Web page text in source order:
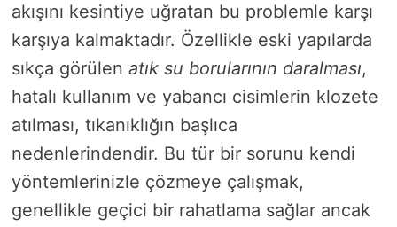
akışını kesintiye uğratan bu problemle karşı
karşıya kalmaktadır. Özellikle eski yapılarda
sıkça görülen atık su borularının daralması,
hatalı kullanım ve yabancı cisimlerin klozete
atılması, tıkanıklığın başlıca
nedenlerindendir. Bu tür bir sorunu kendi
yöntemlerinizle çözmeye çalışmak,
genellikle geçici bir rahatlama sağlar ancak